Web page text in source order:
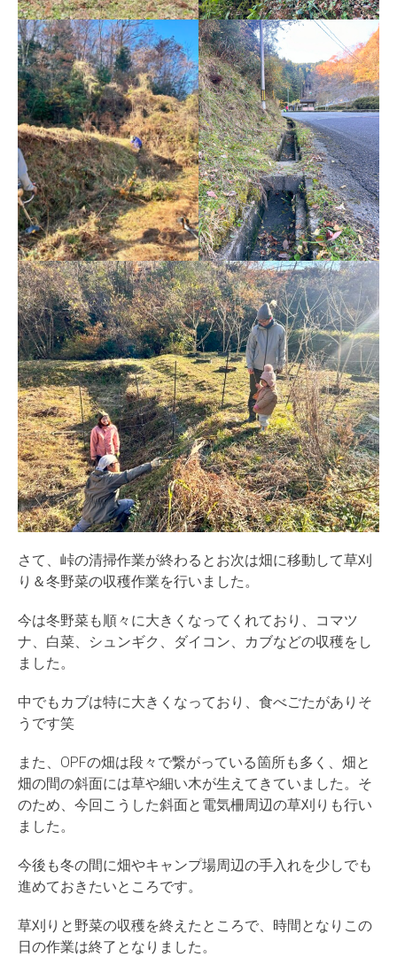
さて、峠の清掃作業が終わるとお次は畑に移動して草刈
り＆冬野菜の収穫作業を行いました。
今は冬野菜も順々に大きくなってくれており、コマツ
ナ、白菜、シュンギク、ダイコン、カブなどの収穫をし
ました。
中でもカブは特に大きくなっており、食べごたがありそ
うです笑
また、OPFの畑は段々で繋がっている箇所も多く、畑と
畑の間の斜面には草や細い木が生えてきていました。そ
のため、今回こうした斜面と電気柵周辺の草刈りも行い
ました。
今後も冬の間に畑やキャンプ場周辺の手入れを少しでも
進めておきたいところです。
草刈りと野菜の収穫を終えたところで、時間となりこの
日の作業は終了となりました。